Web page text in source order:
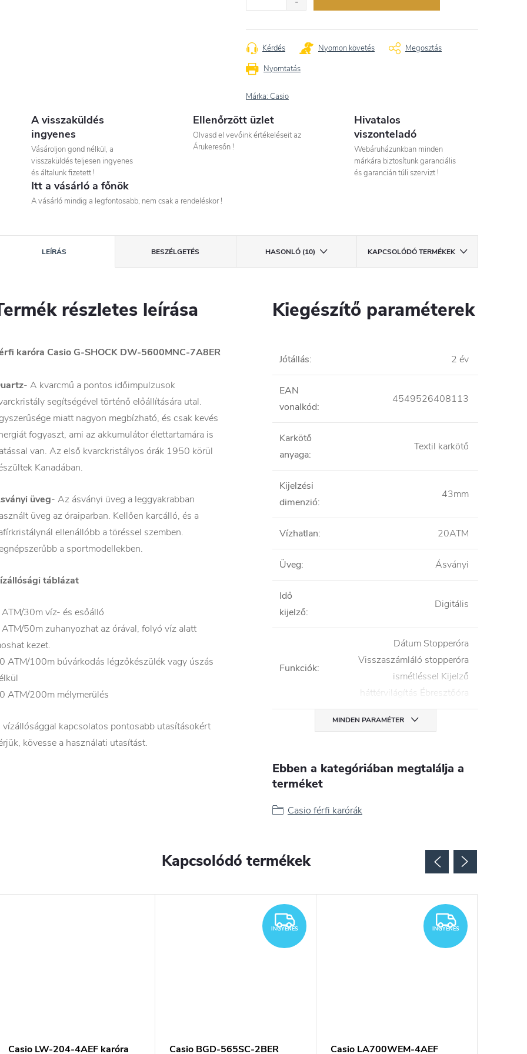
Nyomtatás
Kérdés Nyomon követés Megosztás
Márka: Casio
A visszaküldés
ingyenes
Vásároljon gond nélkül, a
visszaküldés teljesen ingyenes
és általunk fizetett !
Ellenőrzött üzlet
Olvasd el vevőink értékeléseit az
Árukeresőn !
Hivatalos
viszonteladó
Webáruházunkban minden
márkára biztosítunk garanciális
és garancián túli szervizt !
Itt a vásárló a főnök
A vásárló mindig a legfontosabb, nem csak a rendeléskor !
LEÍRÁS BESZÉLGETÉS HASONLÓ (10) KAPCSOLÓDÓ TERMÉKEK
részletes leírása
karóra Casio G-SHOCK DW-5600MNC-7A8ER
- A kvarcmű a pontos időimpulzusok
segítségével történő előállítására utal.
miatt nagyon megbízható, és csak kevés
fogyaszt, ami az akkumulátor élettartamára is
van. Az első kvarckristályos órák 1950 körül
Kanadában.
üveg- Az ásványi üveg a leggyakrabban
üveg az óraiparban. Kellően karcálló, és a
ellenállóbb a töréssel szemben.
a sportmodellekben.
táblázat
30m víz- és esőálló
50m zuhanyozhat az órával, folyó víz alatt
kezet.
ATM/100m búvárkodás légzőkészülék vagy úszás
ATM/200m mélymerülés
vízállósággal kapcsolatos pontosabb utasításokért
kövesse a használati utasítást.
Kiegészítő paraméterek
Jótállás: 2 év
EAN
vonalkód:
4549526408113
Karkötő
anyaga:
Textil karkötő
Kijelzési
dimenzió:
43mm
Vízhatlan: 20ATM
Üveg: Ásványi
Idő
kijelző:
Digitális
Funkciók:
Dátum Stopperóra
Visszaszámláló stopperóra
ismétléssel Kijelző
háttérvilágítás Ébresztőóra
MINDEN PARAMÉTER
Ebben a kategóriában megtalálja a
terméket
Casio férfi karórák
Kapcsolódó termékek
Casio LW-204-4AEF karóra
INGYENES
INGYENES
Casio BGD-565SC-2BER
INGYENES
INGYENES
Casio LA700WEM-4AEF